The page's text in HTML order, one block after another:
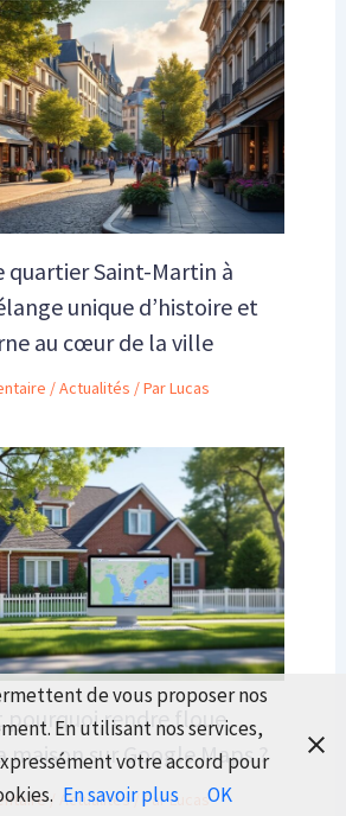
quartier Saint-Martin à
unique d’histoire et
au cœur de la ville
/Actualités / ParLucas
rendre floue
maison sur Google Maps ?
/ Actualités/ ParLucas
de vous proposer nos
En utilisant nos services,
votre accord pour
En savoir plus OK